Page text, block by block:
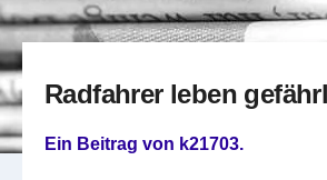
Radfahrer leben
Ein Beitrag von k21703.